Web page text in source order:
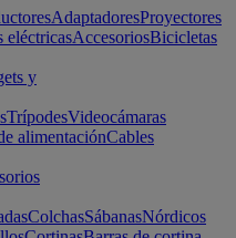
AdaptadoresProyectores
eléctricasAccesoriosBicicletas
y
TrípodesVideocámaras
alimentaciónCables
ColchasSábanasNórdicos